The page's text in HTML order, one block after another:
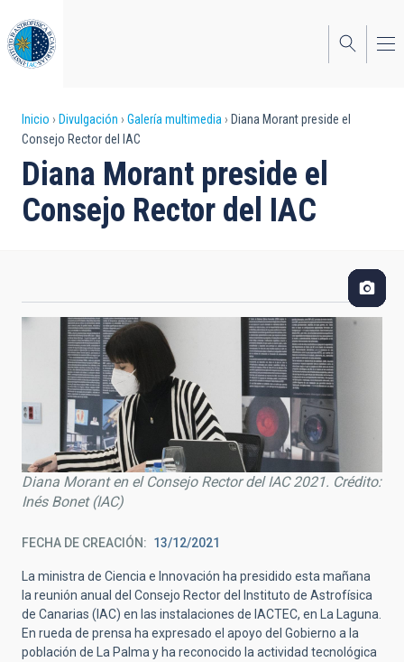
al
contenido
principal
Sobrescribir
enlaces
de
ayuda
navegación
Inicio Divulgación Galería multimedia
Diana Morant preside el
Consejo Rector del IAC
Diana Morant preside el
Consejo Rector del IAC
Diana Morant en el Consejo Rector del IAC 2021. Crédito:
Inés Bonet (IAC)
FECHA DE CREACIÓN 13/12/2021
La ministra de Ciencia e Innovación ha presidido esta mañana
la reunión anual del Consejo Rector del Instituto de Astrofísica
de Canarias (IAC) en las instalaciones de IACTEC, en La Laguna.
En rueda de prensa ha expresado el apoyo del Gobierno a la
población de La Palma y ha reconocido la actividad tecnológica